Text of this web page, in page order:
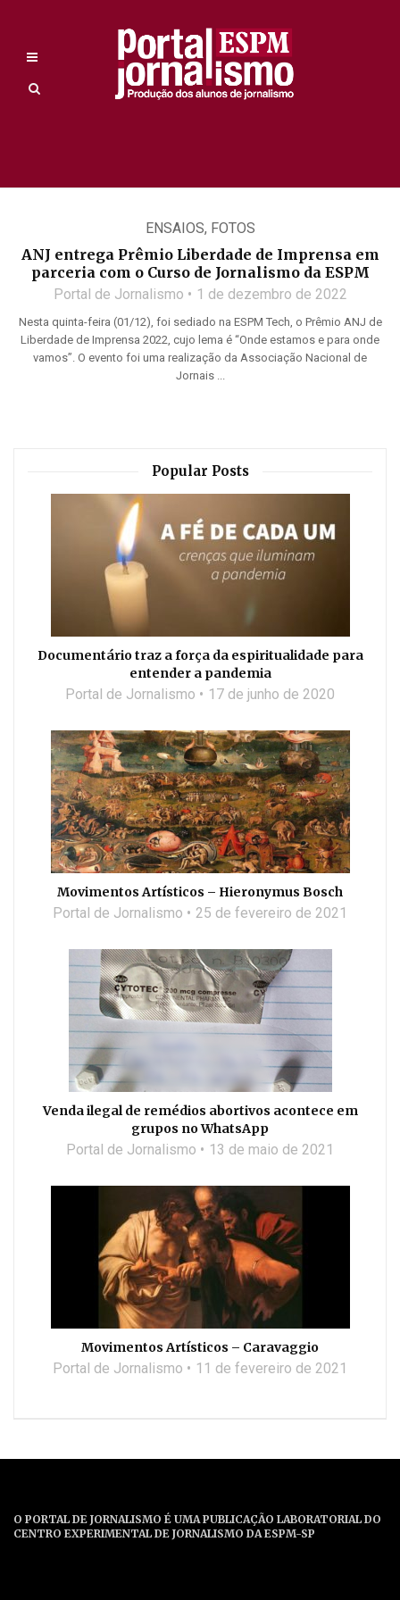
ENSAIOS, FOTOS
ANJ entrega Prêmio Liberdade de Imprensa em
parceria com o Curso de Jornalismo da ESPM
Portal de Jornalismo 1 de dezembro de 2022
Nesta quinta-feira (01/12), foi sediado na ESPM Tech, o Prêmio ANJ de
Liberdade de Imprensa 2022, cujo lema é “Onde estamos e para onde
vamos”. O evento foi uma realização da Associação Nacional de
Jornais ...
Popular Posts
Documentário traz a força da espiritualidade para
entender a pandemia
Portal de Jornalismo 17 de junho de 2020
Movimentos Artísticos – Hieronymus Bosch
Portal de Jornalismo 25 de fevereiro de 2021
Venda ilegal de remédios abortivos acontece em
grupos no WhatsApp
Portal de Jornalismo 13 de maio de 2021
Movimentos Artísticos – Caravaggio
Portal de Jornalismo 11 de fevereiro de 2021
O PORTAL DE JORNALISMO É UMA PUBLICAÇÃO LABORATORIAL DO
CENTRO EXPERIMENTAL DE JORNALISMO DA ESPM-SP